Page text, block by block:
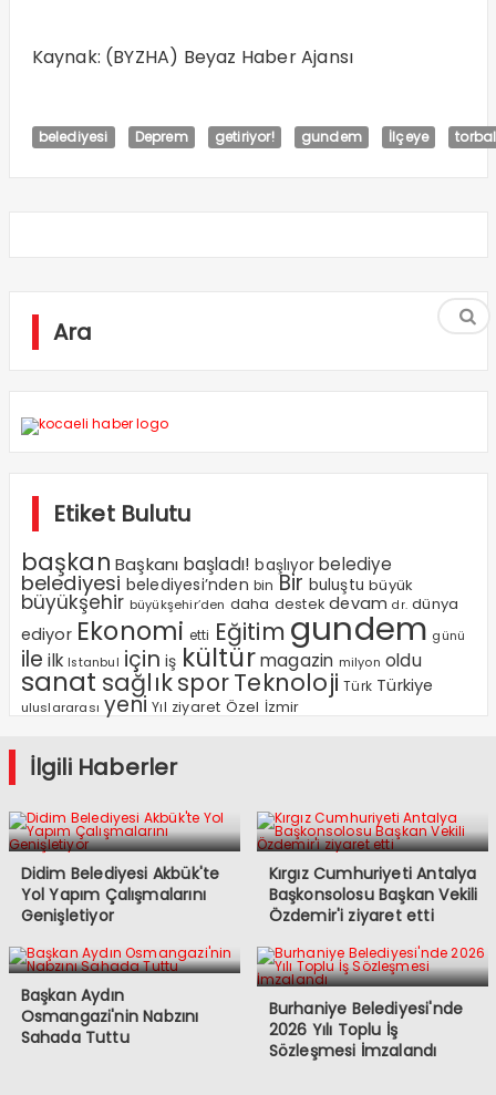
Kaynak: (BYZHA) Beyaz Haber Ajansı
belediyesi Deprem getiriyor! gundem İlçeye
Ara
Etiket Bulutu
başkan Başkanı başladı! başlıyor belediye
belediyesi belediyesi’nden bin Bir buluştu büyük
büyükşehir büyükşehir’den daha destek devam dr. dünya
ediyor Ekonomi etti Eğitim gundem günü
ile ilk Istanbul için iş kültür magazin milyon oldu
sanat sağlıksporTeknoloji Türk Türkiye
uluslararası yeni Yıl ziyaret Özel İzmir
İlgili Haberler
Didim Belediyesi Akbük'te
Yol Yapım Çalışmalarını
Genişletiyor
Kırgız Cumhuriyeti Antalya
Başkonsolosu Başkan Vekili
Özdemir'i ziyaret etti
Başkan Aydın
Osmangazi'nin Nabzını
Sahada Tuttu
Burhaniye Belediyesi'nde
2026 Yılı Toplu İş
Sözleşmesi İmzalandı